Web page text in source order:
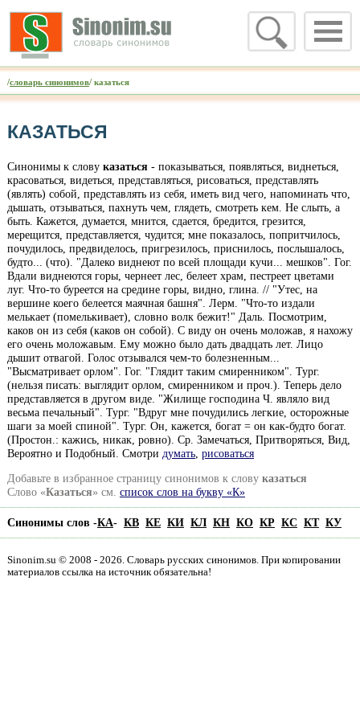
/словарь синонимов/ казаться
КАЗАТЬСЯ
Синонимы к слову казаться- показываться, появляться, виднеться,
красоваться, видеться, представляться, рисоваться, представлять
(являть) собой, представлять из себя, иметь вид чего, напоминать что,
дышать, отзываться, пахнуть чем, глядеть, смотреть кем. Не слыть, а
быть. Кажется, думается, мнится, сдается, бредится, грезится,
мерещится, представляется, чудится; мне показалось, попритчилось,
почудилось, предвиделось, пригрезилось, приснилось, послышалось,
будто... (что). "Далеко виднеют по всей площади кучи... мешков". Гог.
Вдали виднеются горы, чернеет лес, белеет храм, пестреет цветами
луг. Что-то буреется на средине горы, видно, глина. // "Утес, на
вершине коего белеется маячная башня". Лерм. "Что-то издали
мелькает (помелькивает), словно волк бежит!" Даль. Посмотрим,
каков он из себя (каков он собой). С виду он очень моложав, я нахожу
его очень моложавым. Ему можно было дать двадцать лет. Лицо
дышит отвагой. Голос отзывался чем-то болезненным...
"Высматривает орлом". Гог. "Глядит таким смиренником". Тург.
(нельзя писать: выглядит орлом, смиренником и проч.). Теперь дело
представляется в другом виде. "Жилище господина Ч. являло вид
весьма печальный". Тург. "Вдруг мне почудились легкие, осторожные
шаги за моей спиной". Тург. Он, кажется, богат = он как-будто богат.
(Простон.: кажись, никак, ровно). Ср. Замечаться, Притворяться, Вид,
Вероятно и Подобный. Смотри думать, рисоваться
Добавьте в избранное страницу синонимов к слову казаться
Слово «Казаться» см. список слов на букву «К»
Синонимы слов -КА- КВ КЕ КИ КЛ КН КО КР КС КТ КУ
Sinonim.su © 2008 - 2026. Словарь русских синонимов. При копировании
материалов ссылка на источник обязательна!